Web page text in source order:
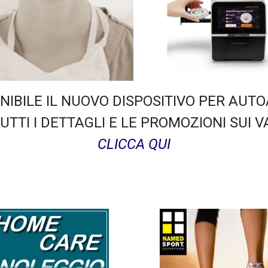
IL NUOVO DISPOSITIVO PER
I DETTAGLI E LE PROMOZIONI SUI
CLICCA QUI